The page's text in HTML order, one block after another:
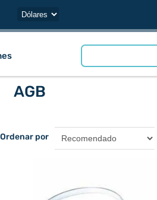
AGB
Ordenar por